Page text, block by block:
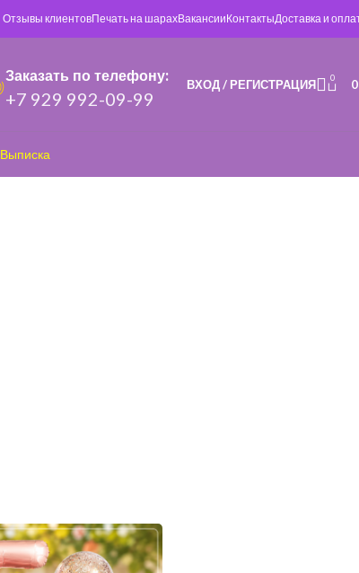
Отзывы клиентовПечать на шарахВакансииКонтактыДоставка и
Заказать по телефону:
+7 929 992-09-99
ВХОД / РЕГИСТРАЦИЯ 0
Выписка